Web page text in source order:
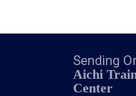
Sending
Aichi
Center